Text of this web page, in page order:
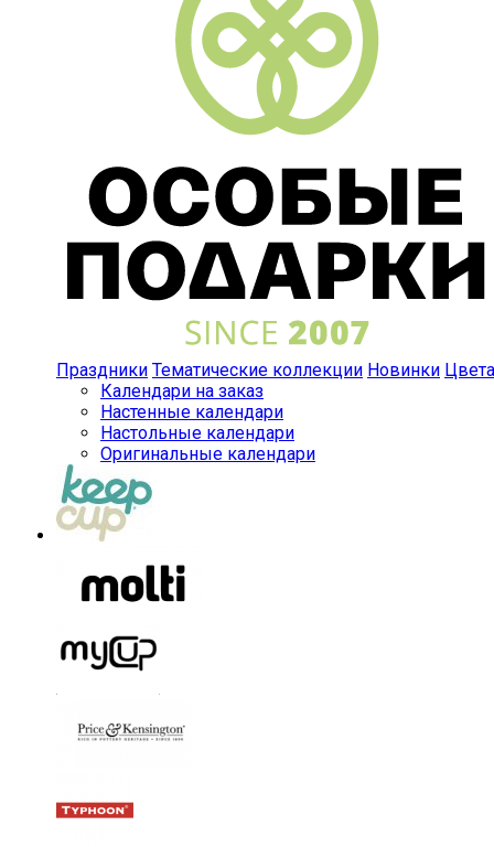
Праздники Тематические коллекции Новинки Цвета
Календари на заказ
Настенные календари
Настольные календари
Оригинальные календари